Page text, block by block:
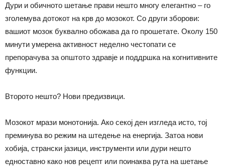
Дури и обичното шетање прави нешто многу елегантно – го
зголемува дотокот на крв до мозокот. Со други зборови:
вашиот мозок буквално обожава да го прошетате. Околу 150
минути умерена активност неделно честопати се
препорачува за општото здравје и поддршка на когнитивните
функции.
Второто нешто? Нови предизвици.
Мозокот мрази монотонија. Ако секој ден изгледа исто, тој
преминува во режим на штедење на енергија. Затоа нови
хобија, странски јазици, инструменти или дури нешто
едноставно како нов рецепт или поинаква рута на шетање